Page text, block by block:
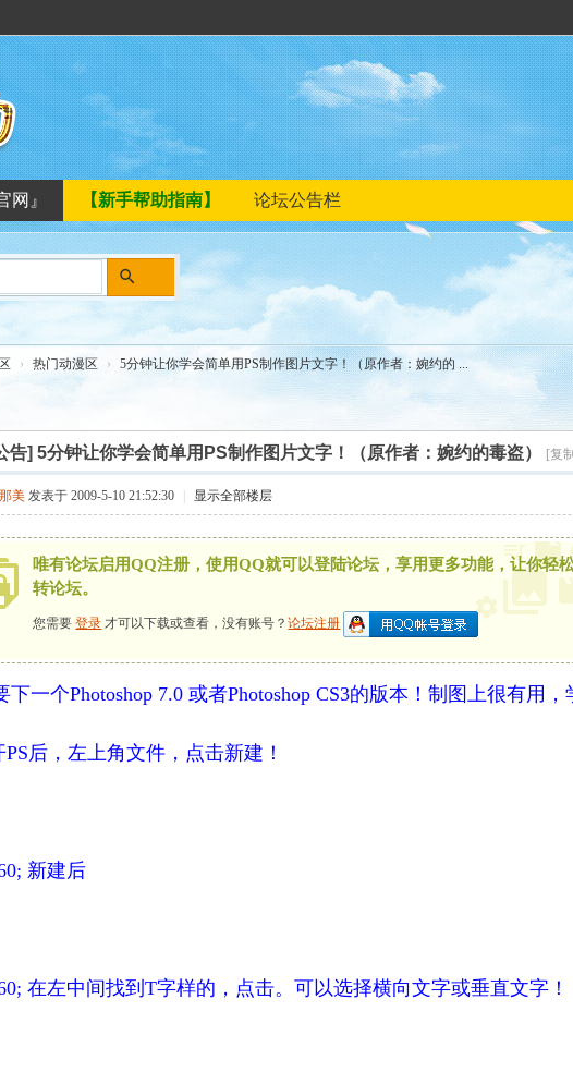
网』 【新手帮助指南】 论坛公告栏
搜
索
› 热门动漫区 › 5分钟让你学会简单用PS制作图片文字！（原作者：婉约的 ...
告]5分钟让你学会简单用PS制作图片文字！（原作者：婉约的毒盗） [复
美 发表于 2009-5-10 21:52:30 显示全部楼层
唯有论坛启用QQ注册，使用QQ就可以登陆论坛，享用更多功能，让你轻
转论坛。
您需要登录 才可以下载或查看，没有账号？论坛注册
下一个Photoshop 7.0 或者Photoshop CS3的版本！制图上很有用
PS后，左上角文件，点击新建！
新建后
在左中间找到T字样的，点击。可以选择横向文字或垂直文字！